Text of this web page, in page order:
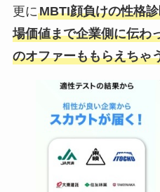
更にMBTI顔負けの性格
場価値まで企業側に伝わ
のオファーももらえちゃ